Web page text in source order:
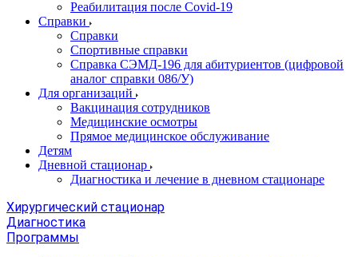
Реабилитация после Covid-19
Справки
Справки
Спортивные справки
Справка СЭМД‑196 для абитуриентов (цифровой
аналог справки 086/У)
Для организаций
Вакцинация сотрудников
Медицинские осмотры
Прямое медицинское обслуживание
Детям
Дневной стационар
Диагностика и лечение в дневном стационаре
Хирургический стационар
Диагностика
Программы